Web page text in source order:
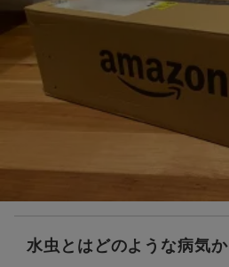
水虫とはどのような病気か